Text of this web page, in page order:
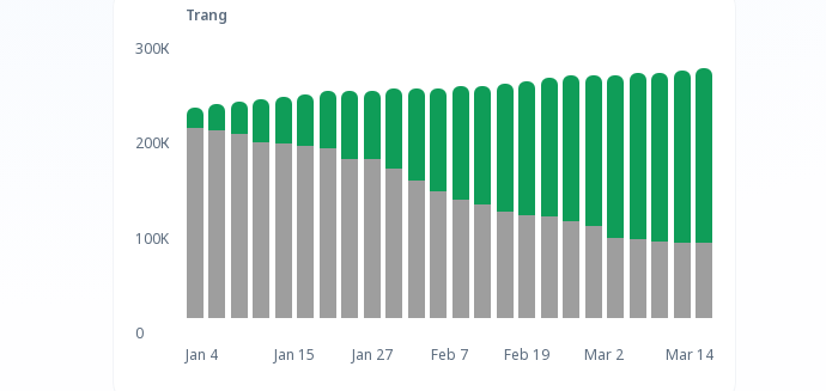
300К
200К
100K
0
Trang
Jan 4 Jan 15 Jan 27 Feb 7 Feb 19 Mar 2 Mar 14